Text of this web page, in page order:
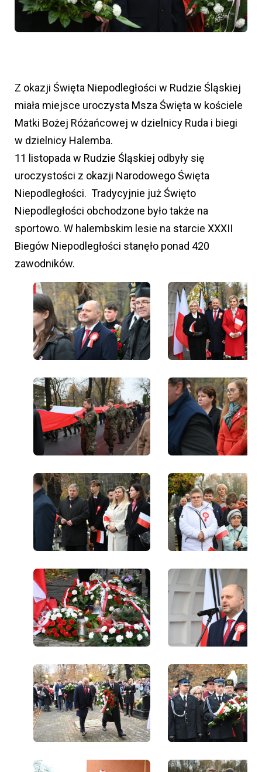
Z okazji Święta Niepodległości w Rudzie Śląskiej
miała miejsce uroczysta Msza Święta w kościele
Matki Bożej Różańcowej w dzielnicy Ruda i biegi
w dzielnicy Halemba.
11 listopada w Rudzie Śląskiej odbyły się
uroczystości z okazji Narodowego Święta
Niepodległości. Tradycyjnie już Święto
Niepodległości obchodzone było także na
sportowo. W halembskim lesie na starcie XXXII
Biegów Niepodległości stanęło ponad 420
zawodników.